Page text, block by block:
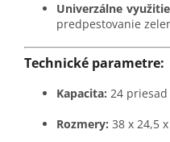
Univerzálne využitie
predpestovanie
Technické parametre:
Kapacita: 24 priesad
Rozmery: 38 x 24,5